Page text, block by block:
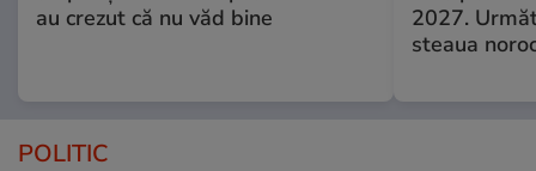
au crezut că nu văd bine
2027.
steaua
POLITIC